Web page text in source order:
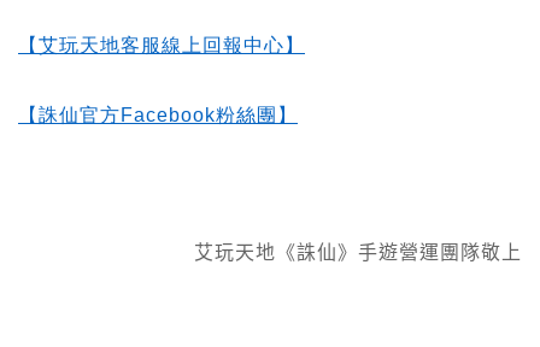
【艾玩天地客服線上回報中心】
【誅仙官方Facebook粉絲團】
艾玩天地《誅仙》手遊營運團隊敬上